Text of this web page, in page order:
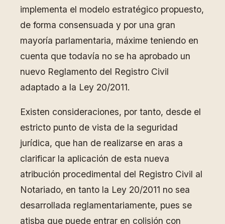
implementa el modelo estratégico propuesto,
de forma consensuada y por una gran
mayoría parlamentaria, máxime teniendo en
cuenta que todavía no se ha aprobado un
nuevo Reglamento del Registro Civil
adaptado a la Ley 20/2011.
Existen consideraciones, por tanto, desde el
estricto punto de vista de la seguridad
jurídica, que han de realizarse en aras a
clarificar la aplicación de esta nueva
atribución procedimental del Registro Civil al
Notariado, en tanto la Ley 20/2011 no sea
desarrollada reglamentariamente, pues se
atisba que puede entrar en colisión con